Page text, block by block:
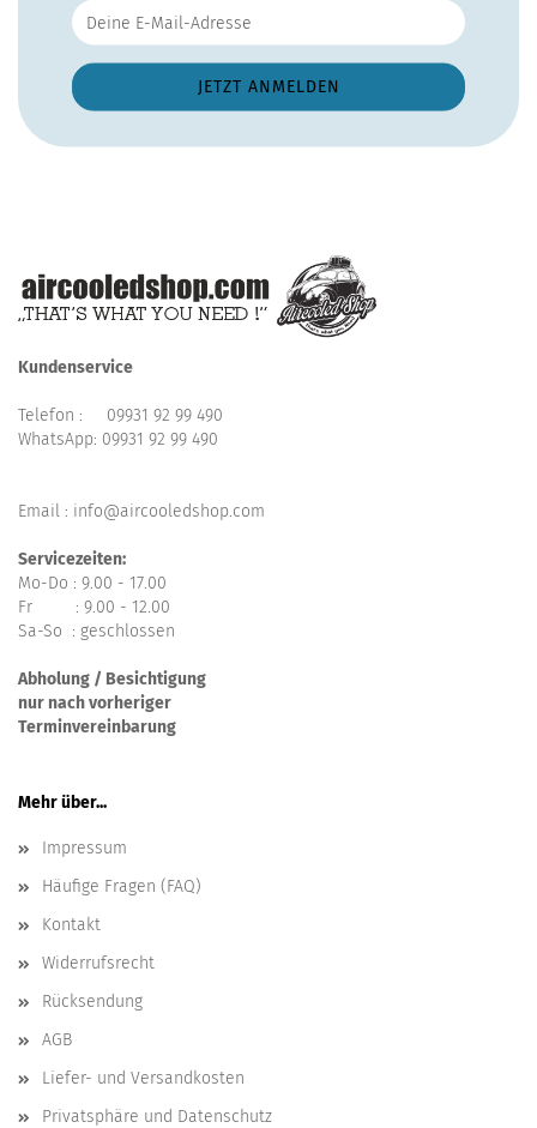
Kundenservice
Telefon : 09931 92 99 490
WhatsApp: 09931 92 99 490
Email : info@aircooledshop.com
Servicezeiten:
Mo-Do : 9.00 - 17.00
Fr : 9.00 - 12.00
Sa-So : geschlossen
Abholung / Besichtigung
nur nach vorheriger
Terminvereinbarung
Mehr über...
Impressum
Häufige Fragen (FAQ)
Kontakt
Widerrufsrecht
Rücksendung
AGB
Liefer- und Versandkosten
Privatsphäre und Datenschutz